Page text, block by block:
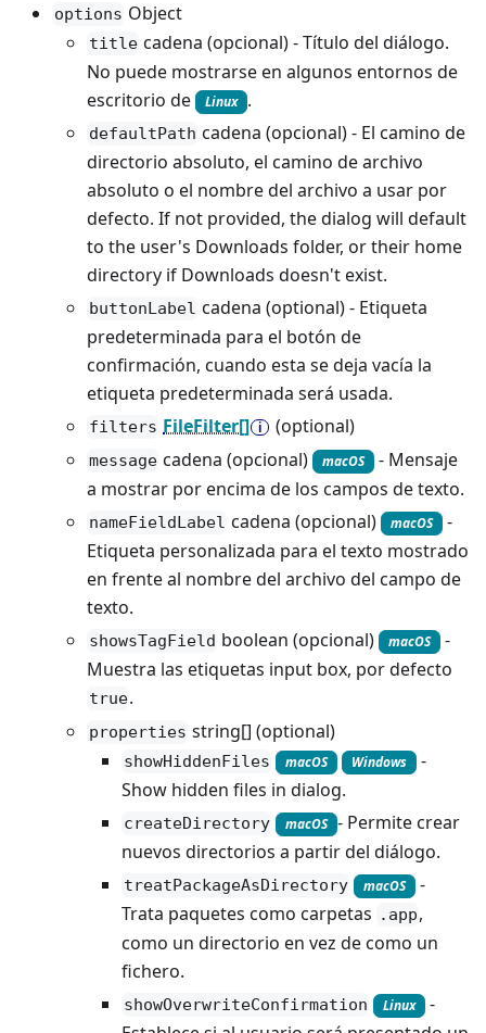
options Object
title cadena (opcional) - Título del diálogo.
No puede mostrarse en algunos entornos de
escritorio de
Linux .
defaultPath cadena (opcional) - El camino de
directorio absoluto, el camino de archivo
absoluto o el nombre del archivo a usar por
defecto. If not provided, the dialog will default
to the user's Downloads folder, or their home
directory if Downloads doesn't exist.
buttonLabel cadena (optional) - Etiqueta
predeterminada para el botón de
confirmación, cuando esta se deja vacía la
etiqueta predeterminada será usada.
filters FileFilter[] (optional)
message cadena (opcional) macOS
- Mensaje
a mostrar por encima de los campos de texto.
nameFieldLabel cadena (opcional) macOS
-
Etiqueta personalizada para el texto mostrado
en frente al nombre del archivo del campo de
texto.
showsTagField boolean (opcional) macOS
-
Muestra las etiquetas input box, por defecto
true.
properties string[] (optional)
showHiddenFiles macOS Windows
-
Show hidden files in dialog.
createDirectory macOS - Permite crear
nuevos directorios a partir del diálogo.
treatPackageAsDirectory macOS
-
Trata paquetes como carpetas .app,
como un directorio en vez de como un
fichero.
showOverwriteConfirmation Linux
-